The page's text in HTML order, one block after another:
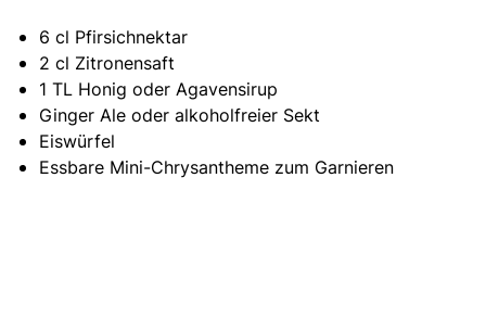
6 cl Pfirsichnektar
2 cl Zitronensaft
1 TL Honig oder Agavensirup
Ginger Ale oder alkoholfreier Sekt
Eiswürfel
Essbare Mini-Chrysantheme zum Garnieren